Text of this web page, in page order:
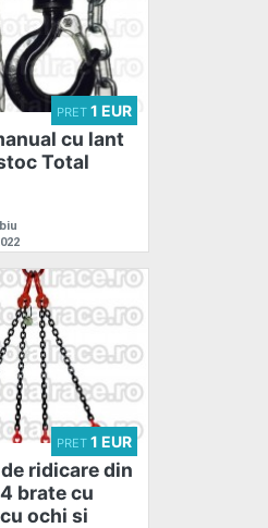
cu lant
Total
PRET 1 EUR
ridicare din
brate cu
ochi si
PRET 1 EUR